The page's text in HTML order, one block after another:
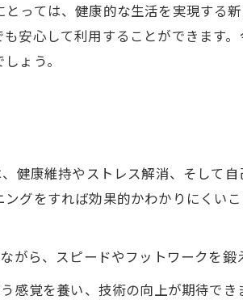
っては、健康的な生活を実現する
安心して利用することができます
ょう。
健康維持やストレス解消、そして
グをすれば効果的かわかりにくい
ら、スピードやフットワークを鍛
感覚を養い、技術の向上が期待でき